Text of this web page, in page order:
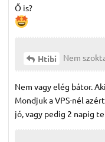
Ő is?
Htibi Nem
Nem vagy elég bátor.
Mondjuk a VPS-nél
jó, vagy pedig 2 napig